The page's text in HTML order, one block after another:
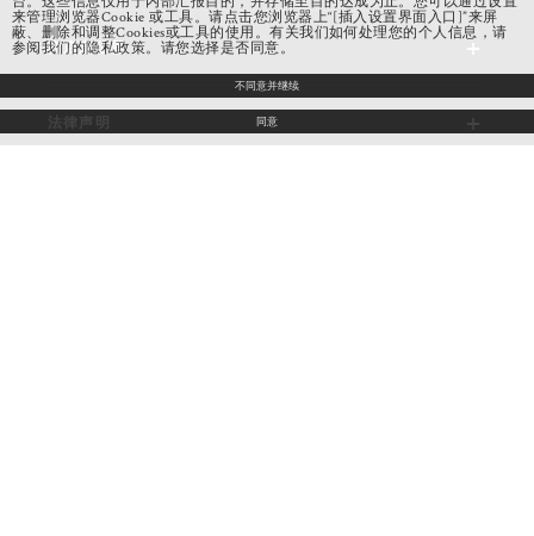
商店定位器
来管理浏览器Cookie 或工具。请点击您浏览器上“[插入设置界面入口]”来屏
蔽、删除和调整Cookies或工具的使用。有关我们如何处理您的个人信息，请
参阅我们的隐私政策。请您选择是否同意。
不同意并继续
同意